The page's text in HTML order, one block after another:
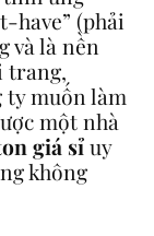
have” (phải
và là nền
trang,
ty muốn làm
một nhà
giá sỉuy
không